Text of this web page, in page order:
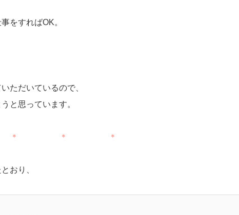
をすればOK。
ただいているので、
と思っています。
＊ ＊ ＊
おり、